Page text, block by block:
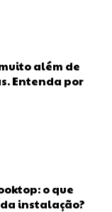
além de
Entenda por
o que
instalação?